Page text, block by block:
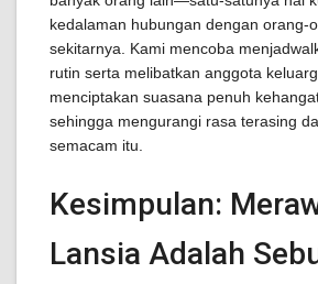
kedalaman hubungan dengan orang-
sekitarnya. Kami mencoba
rutin serta melibatkan anggota
menciptakan suasana penuh
sehingga mengurangi rasa terasing
semacam itu.
Kesimpulan:
Lansia Adalah